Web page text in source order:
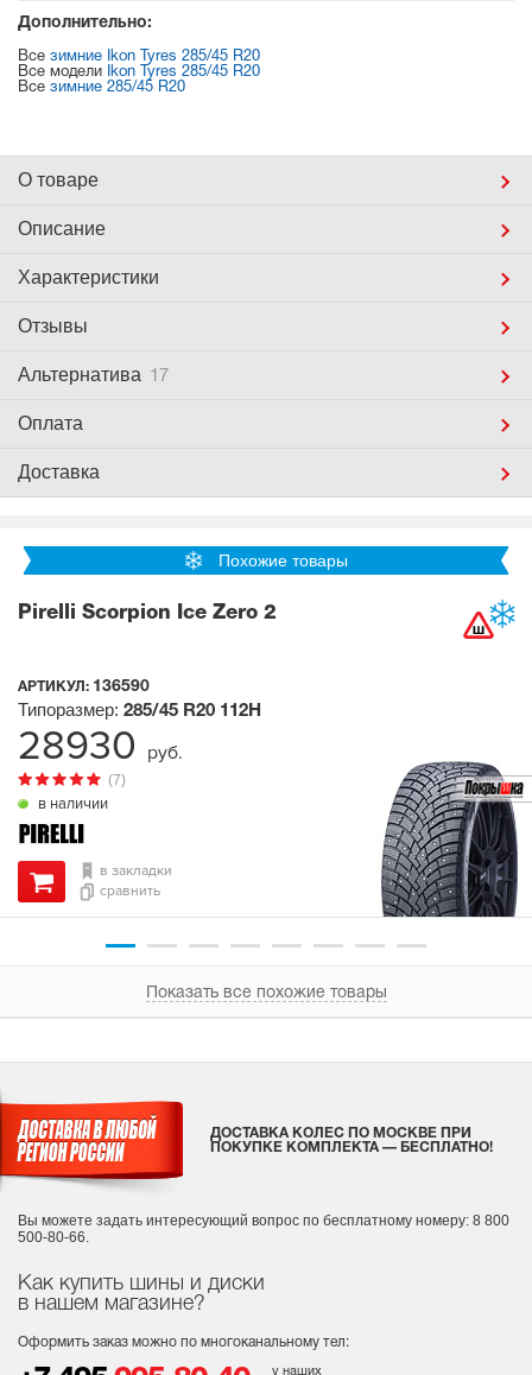
Дополнительно:
Все зимние Ikon Tyres 285/45 R20
Все модели
Ikon Tyres 285/45 R20
Все зимние 285/45 R20
О товаре
Описание
Характеристики
Отзывы
Альтернатива 17
Оплата
Доставка
Похожие товары
Pirelli Scorpion Ice Zero 2
АРТИКУЛ: 136590
в наличии
(7)
Типоразмер: 285/45 R20 112H
в закладки
сравнить
28930 руб.
Показать все похожие товары
Как купить шины и диски
в нашем магазине?
Оформить заказ можно по многоканальному тел:
у наших
ДОСТАВКА КОЛЕС ПО МОСКВЕ ПРИ
ПОКУПКЕ КОМПЛЕКТА — БЕСПЛАТНО!
Вы можете задать интересующий вопрос по бесплатному номеру: 8 800
500-80-66.